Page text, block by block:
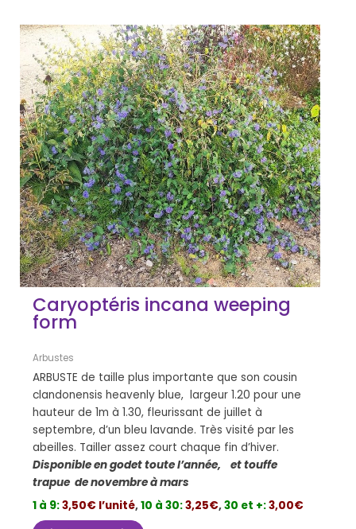
Caryoptéris incana weeping
form
Arbustes
ARBUSTE de taille plus importante que son cousin
clandonensis heavenly blue, largeur 1.20 pour une
hauteur de 1m à 1.30, fleurissant de juillet à
septembre, d’un bleu lavande. Très visité par les
abeilles. Tailler assez court chaque fin d’hiver.
Disponible en godet toute l’année, et touffe
trapue de novembre à mars
1 à 9:3,50€ l’unité,10 à 30:3,25€,30 et +:3,00€